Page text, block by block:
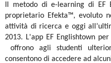
Il metodo di e-learning di EF
proprietario Efekta™, evoluto
attività di ricerca e oggi
2013. L'app EF Englishtown
offrono agli studenti
consentono di accedere ad